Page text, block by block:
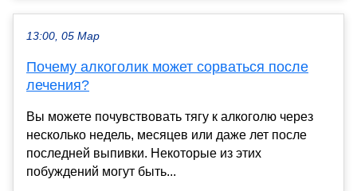
13:00, 05 Мар
Почему алкоголик может сорваться после
лечения?
Вы можете почувствовать тягу к алкоголю через
несколько недель, месяцев или даже лет после
последней выпивки. Некоторые из этих
побуждений могут быть...